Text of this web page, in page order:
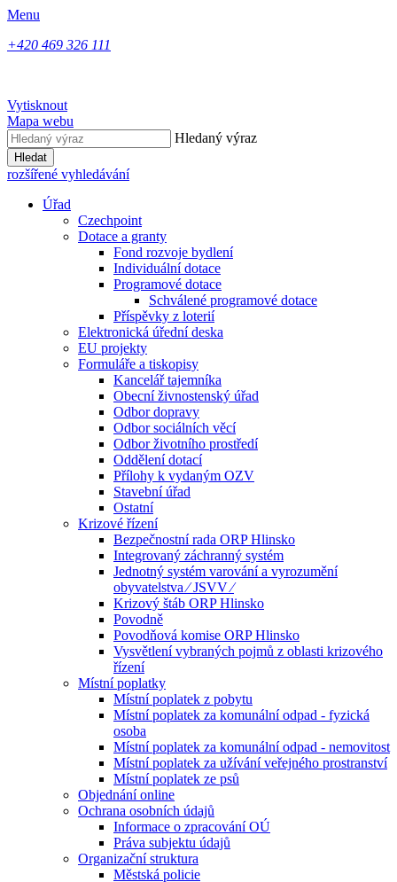
Menu
+420 469 326 111
Vytisknout
Mapa webu
Hledaný výraz
Hledat
rozšířené vyhledávání
Úřad
Czechpoint
Dotace a granty
Fond rozvoje bydlení
Individuální dotace
Programové dotace
Schválené programové dotace
Příspěvky z loterií
Elektronická úřední deska
EU projekty
Formuláře a tiskopisy
Kancelář tajemníka
Obecní živnostenský úřad
Odbor dopravy
Odbor sociálních věcí
Odbor životního prostředí
Oddělení dotací
Přílohy k vydaným OZV
Stavební úřad
Ostatní
Krizové řízení
Bezpečnostní rada ORP Hlinsko
Integrovaný záchranný systém
Jednotný systém varování a vyrozumění
obyvatelstva ⁄ JSVV ⁄
Krizový štáb ORP Hlinsko
Povodně
Povodňová komise ORP Hlinsko
Vysvětlení vybraných pojmů z oblasti krizového
řízení
Místní poplatky
Místní poplatek z pobytu
Místní poplatek za komunální odpad - fyzická
osoba
Místní poplatek za komunální odpad - nemovitost
Místní poplatek za užívání veřejného prostranství
Místní poplatek ze psů
Objednání online
Ochrana osobních údajů
Informace o zpracování OÚ
Práva subjektu údajů
Organizační struktura
Městská policie